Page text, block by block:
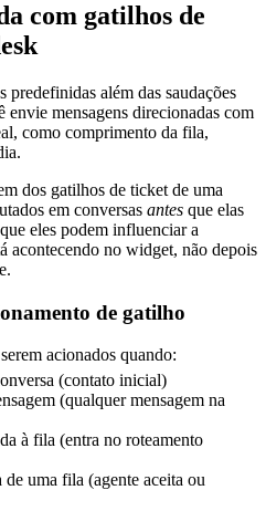
com gatilhos de
predefinidas além das saudações
envie mensagens direcionadas com
como comprimento da fila,
dos gatilhos de ticket de uma
em conversas antes que elas
eles podem influenciar a
acontecendo no widget, não depois
de gatilho
acionados quando:
(contato inicial)
(qualquer mensagem na
à fila (entra no roteamento
uma fila (agente aceita ou